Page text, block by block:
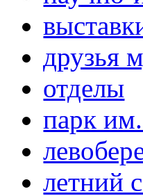
друзья
отделы
парк
летний